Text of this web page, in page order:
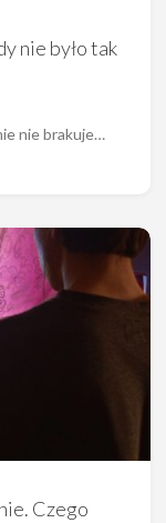
nie było tak
nie brakuje…
Czego